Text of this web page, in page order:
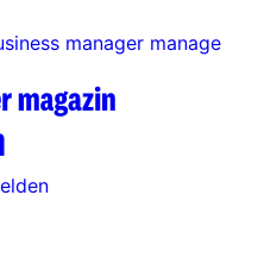
manager manage